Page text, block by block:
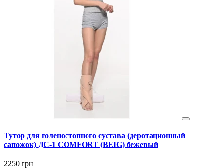
Тутор для голеностопного сустава (деротационный
сапожок) ДС-1 COMFORT (BEIG) бежевый
2250 грн